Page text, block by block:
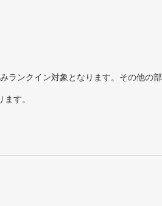
ランクイン対象となります。その他の部
す。